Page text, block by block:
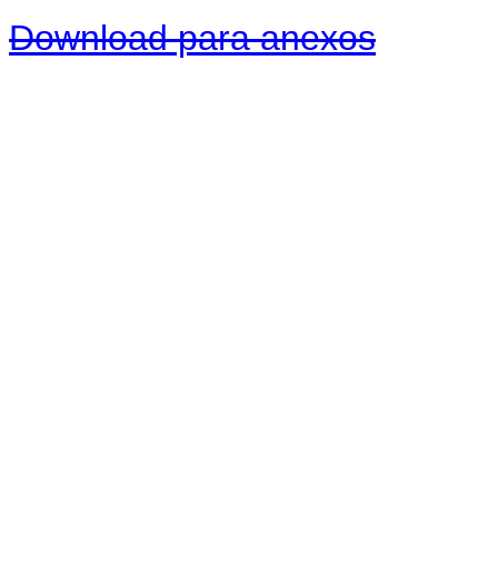
Download para anexos